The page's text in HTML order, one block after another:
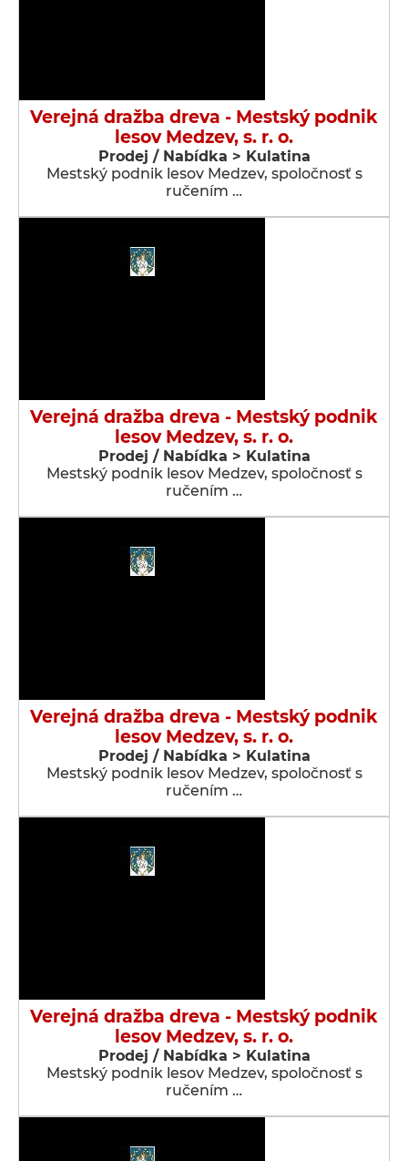
Verejná dražba dreva - Mestský podnik
lesov Medzev, s. r. o.
Prodej / Nabídka > Kulatina
Mestský podnik lesov Medzev, spoločnosť s
ručením …
Verejná dražba dreva - Mestský podnik
lesov Medzev, s. r. o.
Prodej / Nabídka > Kulatina
Mestský podnik lesov Medzev, spoločnosť s
ručením …
Verejná dražba dreva - Mestský podnik
lesov Medzev, s. r. o.
Prodej / Nabídka > Kulatina
Mestský podnik lesov Medzev, spoločnosť s
ručením …
Verejná dražba dreva - Mestský podnik
lesov Medzev, s. r. o.
Prodej / Nabídka > Kulatina
Mestský podnik lesov Medzev, spoločnosť s
ručením …